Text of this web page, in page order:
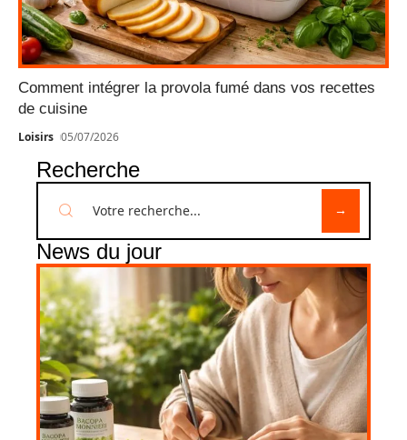
Comment intégrer la provola fumé dans vos recettes
de cuisine
Loisirs 05/07/2026
Recherche
News du jour